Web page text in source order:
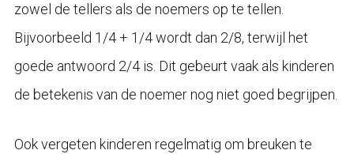
zowel de tellers als de noemers op te tellen.
Bijvoorbeeld 1/4 + 1/4 wordt dan 2/8, terwijl het
goede antwoord 2/4 is. Dit gebeurt vaak als kinderen
de betekenis van de noemer nog niet goed begrijpen.
Ook vergeten kinderen regelmatig om breuken te